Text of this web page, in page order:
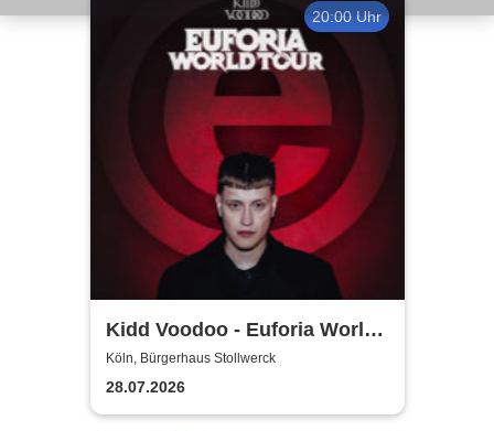
20:00 Uhr
Kidd Voodoo - Euforia World
Tour
Köln, Bürgerhaus Stollwerck
28.07.2026